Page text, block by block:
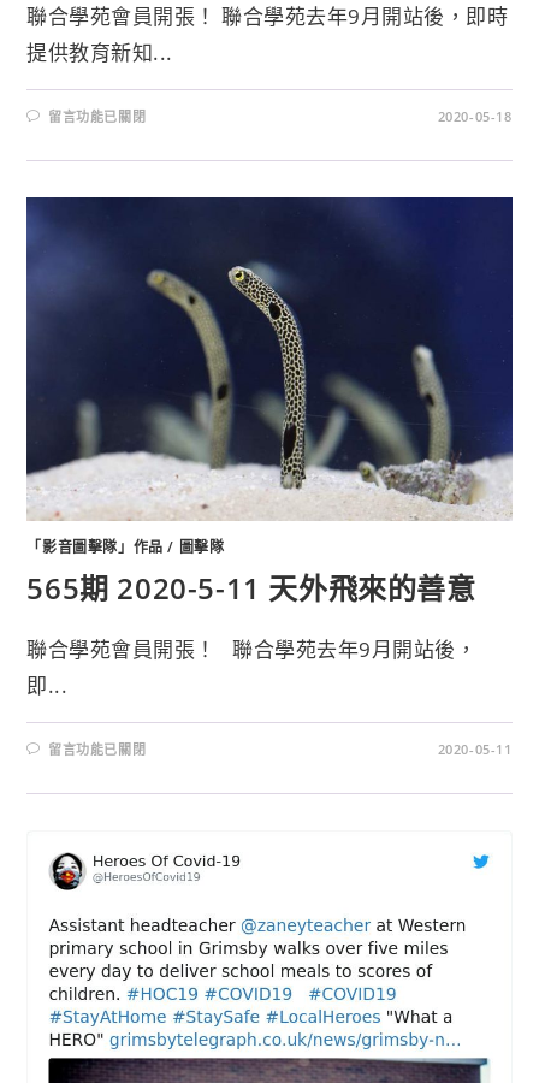
聯合學苑會員開張！ 聯合學苑去年9月開站後，即時
提供教育新知...
留言功能已關閉 2020-05-18
「影音圖擊隊」作品 / 圖擊隊
565期 2020-5-11 天外飛來的善意
聯合學苑會員開張！ 聯合學苑去年9月開站後，
即...
留言功能已關閉 2020-05-11